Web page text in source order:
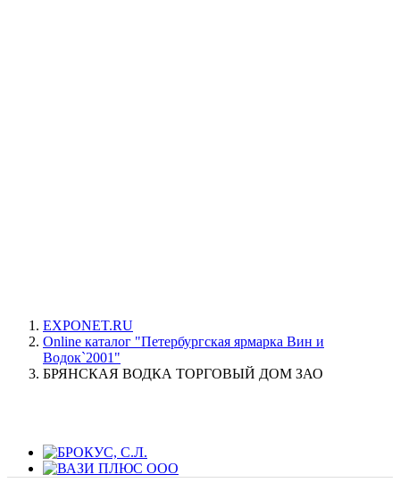
EXPONET.RU
Online каталог "Петербургская ярмарка Вин и
Водок`2001"
БРЯНСКАЯ ВОДКА ТОРГОВЫЙ ДОМ ЗАО